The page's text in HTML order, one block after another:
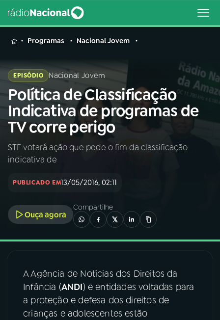
MENU
Buscar
na
Rádio
Nacional
Buscar
AO VIVO
INÍCIO
A RÁDIO
03PROGRAMAÇÃO
04PROGRAMAS
PODCASTS
Programas Nacional Jovem
EPISÓDIO Nacional Jovem
Política de Classificação
Indicativa de programas de
TV corre perigo
STF votará ação que pede o fim da classificação
indicativa de
PUBLICADO EM13/05/2016, 02:11
Ouça agora
Compartilhe
A Agência de Notícias dos Direitos da
Infância (ANDI) e entidades voltadas para
a proteção e defesa dos direitos de
crianças e adolescentes estão